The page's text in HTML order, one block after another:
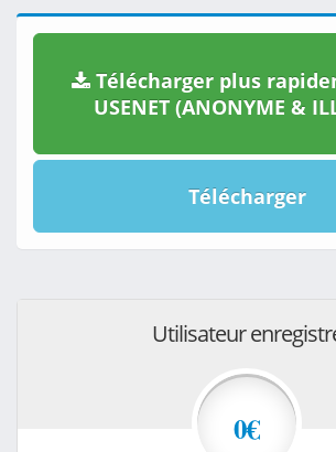
Télécharger plus
USENET (ANONYME &
Télécharger
Utilisateur
0€